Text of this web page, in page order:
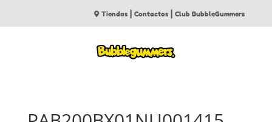
Tiendas |Contactos |Club BubbleGummers